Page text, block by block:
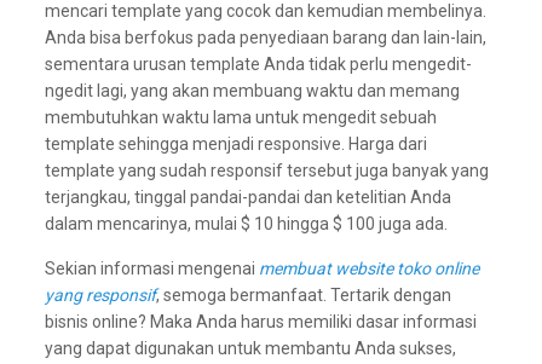
mencari template yang cocok dan kemudian membelinya.
Anda bisa berfokus pada penyediaan barang dan lain-lain,
sementara urusan template Anda tidak perlu mengedit-
ngedit lagi, yang akan membuang waktu dan memang
membutuhkan waktu lama untuk mengedit sebuah
template sehingga menjadi responsive. Harga dari
template yang sudah responsif tersebut juga banyak yang
terjangkau, tinggal pandai-pandai dan ketelitian Anda
dalam mencarinya, mulai $ 10 hingga $ 100 juga ada.
Sekian informasi mengenai membuat website toko online
yang responsif, semoga bermanfaat. Tertarik dengan
bisnis online? Maka Anda harus memiliki dasar informasi
yang dapat digunakan untuk membantu Anda sukses,